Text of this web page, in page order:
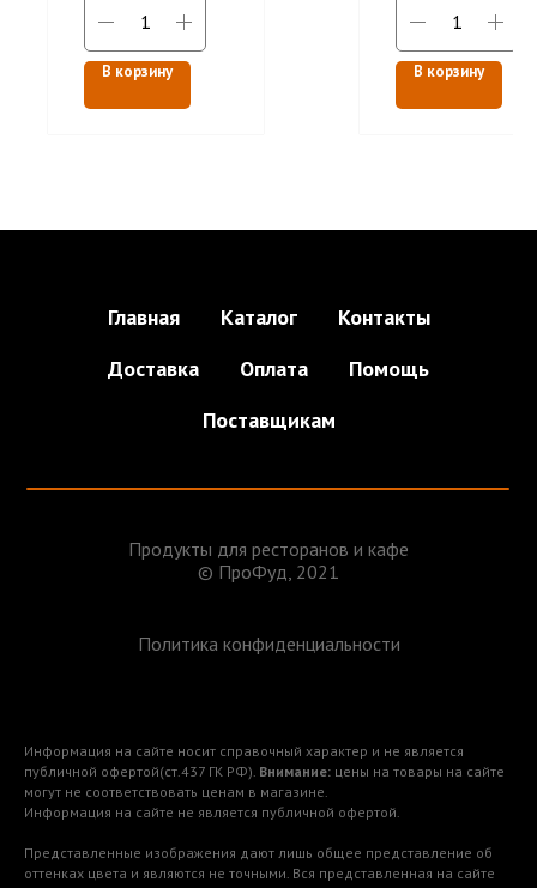
В корзину В корзину
Главная Каталог
Контакты
Доставка
Оплата
Помощь
Поставщикам
Продукты для ресторанов и кафе
© ПроФуд, 2021
Политика конфиденциальности
Информация на сайте носит справочный характер и не является
публичной офертой(ст.437 ГК РФ). Внимание: цены на товары на сайте
могут не соответствовать ценам в магазине.
Информация на сайте не является публичной офертой.
Представленные изображения дают лишь общее представление об
оттенках цвета и являются не точными. Вся представленная на сайте